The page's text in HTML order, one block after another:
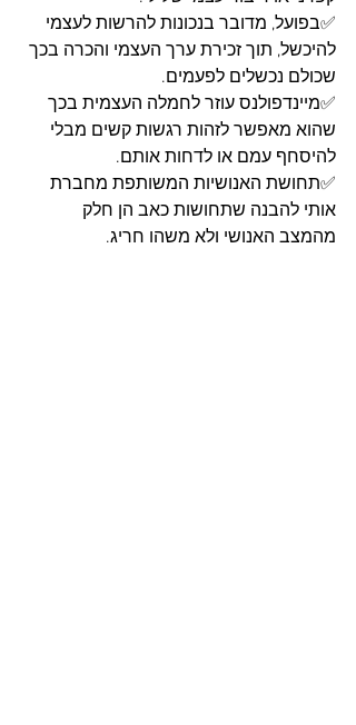
✅בפועל, מדובר בנכונות להרשות לעצמי
להיכשל, תוך זכירת ערך העצמי והכרה בכך
שכולם נכשלים לפעמים.
✅מיינדפולנס עוזר לחמלה העצמית בכך
שהוא מאפשר לזהות רגשות קשים מבלי
להיסחף עמם או לדחות אותם.
✅תחושת האנושיות המשותפת מחברת
אותי להבנה שתחושות כאב הן חלק
מהמצב האנושי ולא משהו חריג.